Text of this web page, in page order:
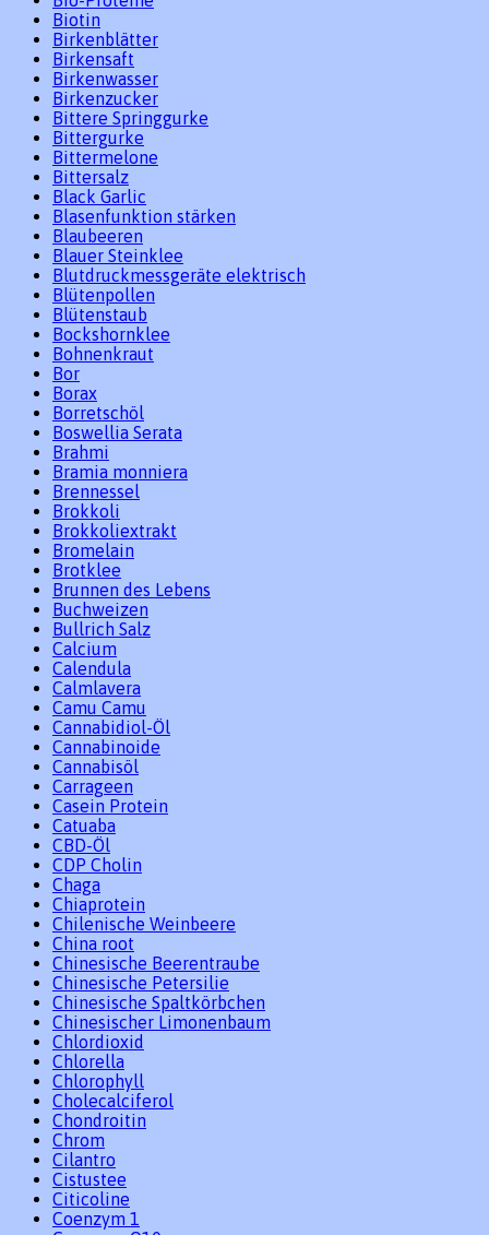
Biotin
Birkenblätter
Birkensaft
Birkenwasser
Birkenzucker
Bittere Springgurke
Bittergurke
Bittermelone
Bittersalz
Black Garlic
Blasenfunktion stärken
Blaubeeren
Blauer Steinklee
Blutdruckmessgeräte elektrisch
Blütenpollen
Blütenstaub
Bockshornklee
Bohnenkraut
Bor
Borax
Borretschöl
Boswellia Serata
Brahmi
Bramia monniera
Brennessel
Brokkoli
Brokkoliextrakt
Bromelain
Brotklee
Brunnen des Lebens
Buchweizen
Bullrich Salz
Calcium
Calendula
Calmlavera
Camu Camu
Cannabidiol-Öl
Cannabinoide
Cannabisöl
Carrageen
Casein Protein
Catuaba
CBD-Öl
CDP Cholin
Chaga
Chiaprotein
Chilenische Weinbeere
China root
Chinesische Beerentraube
Chinesische Petersilie
Chinesische Spaltkörbchen
Chinesischer Limonenbaum
Chlordioxid
Chlorella
Chlorophyll
Cholecalciferol
Chondroitin
Chrom
Cilantro
Cistustee
Citicoline
Coenzym 1